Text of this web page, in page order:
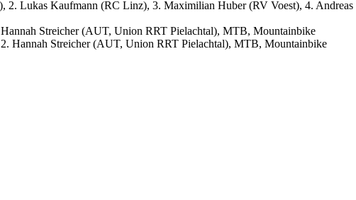
Streicher (AUT, Union RRT Pielachtal), MTB, Mountainbike